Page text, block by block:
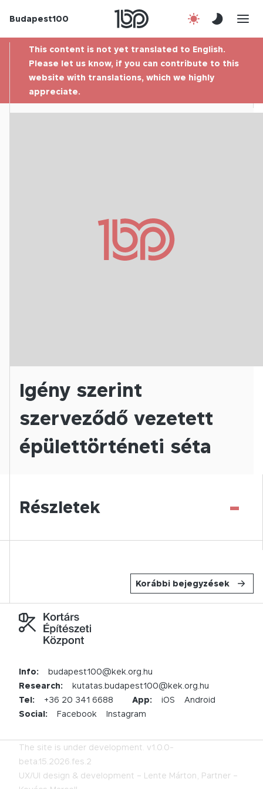
Budapest100
Contact
This content is not yet translated to English.
Please let us know, if you can contribute to this
website with translations, which we highly
appreciate.
Igény szerint
szerveződő vezetett
épülettörténeti séta
Részletek -
Korábbi bejegyzések
Info:
budapest100@kek.org.hu
Research:
kutatas.budapest100@kek.org.hu
Tel:
+36 20 341 6688 App: iOS
Android
Social:
Facebook Instagram
The site is under development. v1.0.0-
beta.15.2026.fes.2
UX/UI design & development – Lente Márton, Partner –